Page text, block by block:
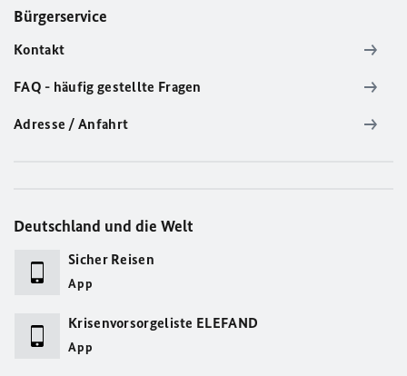
Bürgerservice
Kontakt
FAQ - häufig gestellte Fragen
Adresse / Anfahrt
Deutschland und die Welt
Sicher Reisen
App
Krisenvorsorgeliste ELEFAND
App